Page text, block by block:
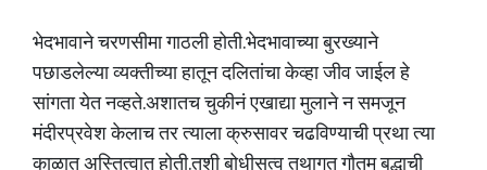
भेदभावाने चरणसीमा गाठली होती.भेदभावाच्या बुरख्याने
पछाडलेल्या व्यक्तीच्या हातून दलितांचा केव्हा जीव जाईल हे
सांगता येत नव्हते.अशातच चुकीनं एखाद्या मुलाने न समजून
मंदीरप्रवेश केलाच तर त्याला क्रुसावर चढविण्याची प्रथा त्या